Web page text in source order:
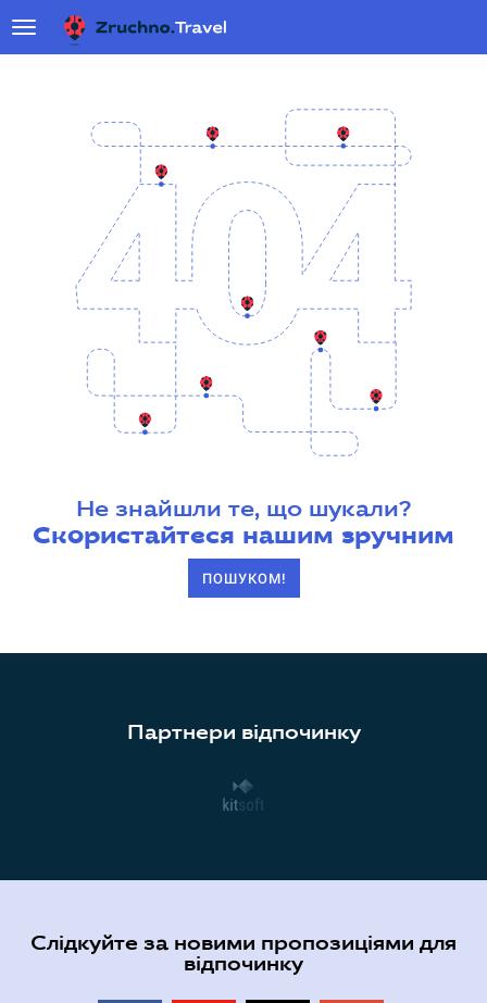
Не знайшли те, що шукали?
Скористайтеся нашим зручним
ПОШУКОМ!
Партнери відпочинку
Слідкуйте за новими пропозиціями для
відпочинку